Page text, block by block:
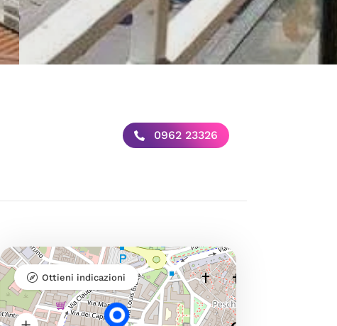
0962 23326
Ottieni indicazioni